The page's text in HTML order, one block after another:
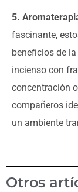
5.
fascinante,
beneficios de
incienso con
concentración
compañeros
un ambiente
Otros